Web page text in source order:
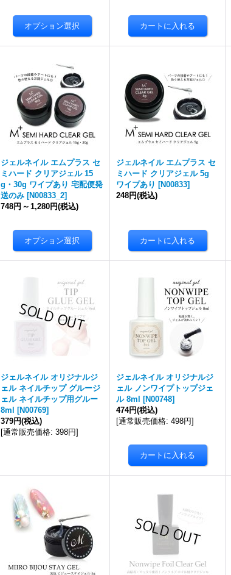
ジェルネイル エムプラス セ
ミハード クリアジェル 15
g・30g ワイプあり 宅配便発
送のみ [N00833_2]
748円 ～ 1,280円(税込)
ジェルネイル エムプラス セ
ミハード クリアジェル 5g
ワイプあり [N00833]
248円(税込)
ジェルネイル オリジナルジ
ェル ネイルチップ グルージ
ェル ネイルチップ用グルー
8ml
[N00769]
379円(税込)
[通常販売価格: 398円]
ジェルネイル オリジナルジ
ェル ノンワイプトップジェ
ル 8ml
[N00748]
474円(税込)
[通常販売価格: 498円]